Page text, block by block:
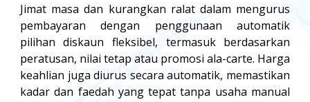
Jimat masa dan kurangkan ralat dalam mengurus
pembayaran dengan penggunaan automatik
pilihan diskaun fleksibel, termasuk berdasarkan
peratusan, nilai tetap atau promosi ala-carte. Harga
keahlian juga diurus secara automatik, memastikan
kadar dan faedah yang tepat tanpa usaha manual